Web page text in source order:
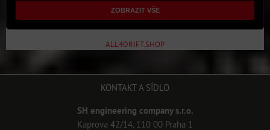
ZOBRAZIT VŠE
ALL4DRIFT.SHOP
KONTAKT A SÍDLO
SH engineering company s.r.o.
Kaprova 42/14, 110 00 Praha 1